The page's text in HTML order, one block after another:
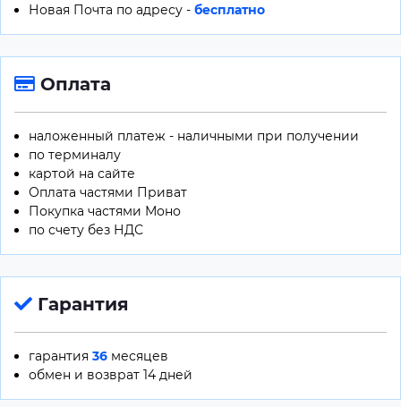
Новая Почта по адресу - бесплатно
Оплата
наложенный платеж - наличными при получении
по терминалу
картой на сайте
Оплата частями Приват
Покупка частями Моно
по счету без НДС
Гарантия
гарантия 36 месяцев
обмен и возврат 14 дней